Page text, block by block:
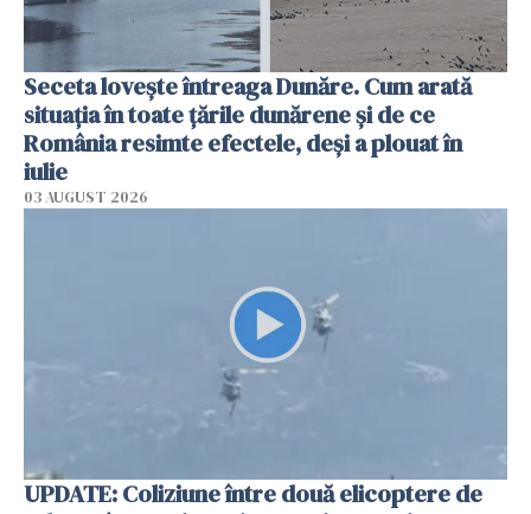
Seceta lovește întreaga Dunăre. Cum arată
situația în toate țările dunărene și de ce
România resimte efectele, deși a plouat în
iulie
03 AUGUST 2026
UPDATE: Coliziune între două elicoptere de